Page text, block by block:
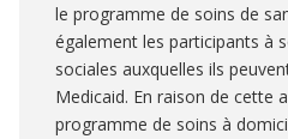
le programme de soins de
également les participants à
sociales auxquelles ils
Medicaid. En raison de cette
programme de soins à